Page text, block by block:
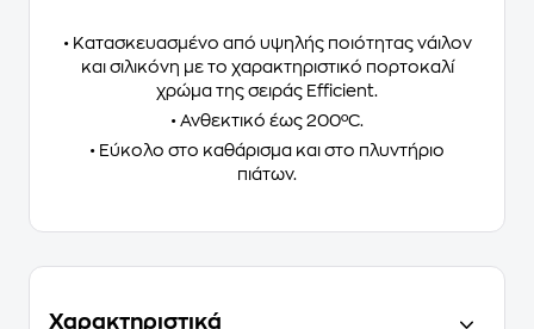
• Κατασκευασμένο από υψηλής ποιότητας νάιλον
και σιλικόνη με το χαρακτηριστικό πορτοκαλί
χρώμα της σειράς Efficient.
• Ανθεκτικό έως 200ºC.
• Εύκολο στο καθάρισμα και στο πλυντήριο
πιάτων.
Χαρακτηριστικά